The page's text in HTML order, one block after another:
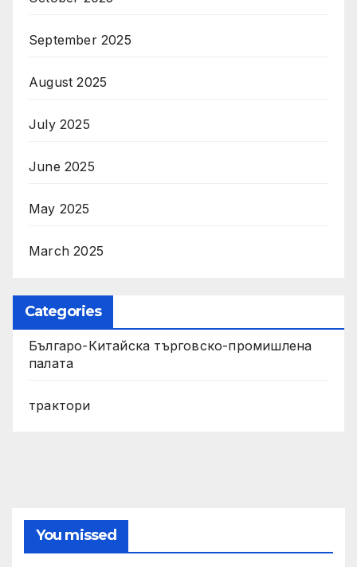
September 2025
August 2025
July 2025
June 2025
May 2025
March 2025
Categories
Българо-Китайска търговско-промишлена
палата
трактори
You missed